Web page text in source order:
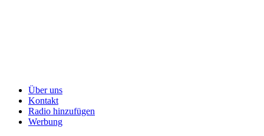
Über uns
Kontakt
Radio hinzufügen
Werbung